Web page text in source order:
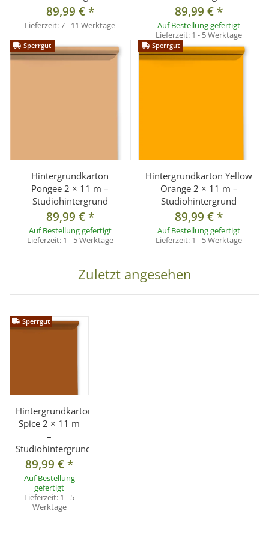
89,99 €*
Lieferzeit:7 - 11 Werktage
89,99 €*
Auf Bestellung gefertigt
Lieferzeit: 1 - 5 Werktage
Sperrgut
Hintergrundkarton
Pongee 2 × 11 m –
Studiohintergrund
89,99 €*
Auf Bestellung gefertigt
Lieferzeit: 1 - 5 Werktage
Sperrgut
Hintergrundkarton Yellow
Orange 2 × 11 m –
Studiohintergrund
89,99 €*
Auf Bestellung gefertigt
Lieferzeit: 1 - 5 Werktage
Zuletzt angesehen
Sperrgut
Hintergrundkarton
Spice 2 × 11 m
–
Studiohintergrund
89,99 €*
Auf Bestellung
gefertigt
Lieferzeit: 1 - 5
Werktage